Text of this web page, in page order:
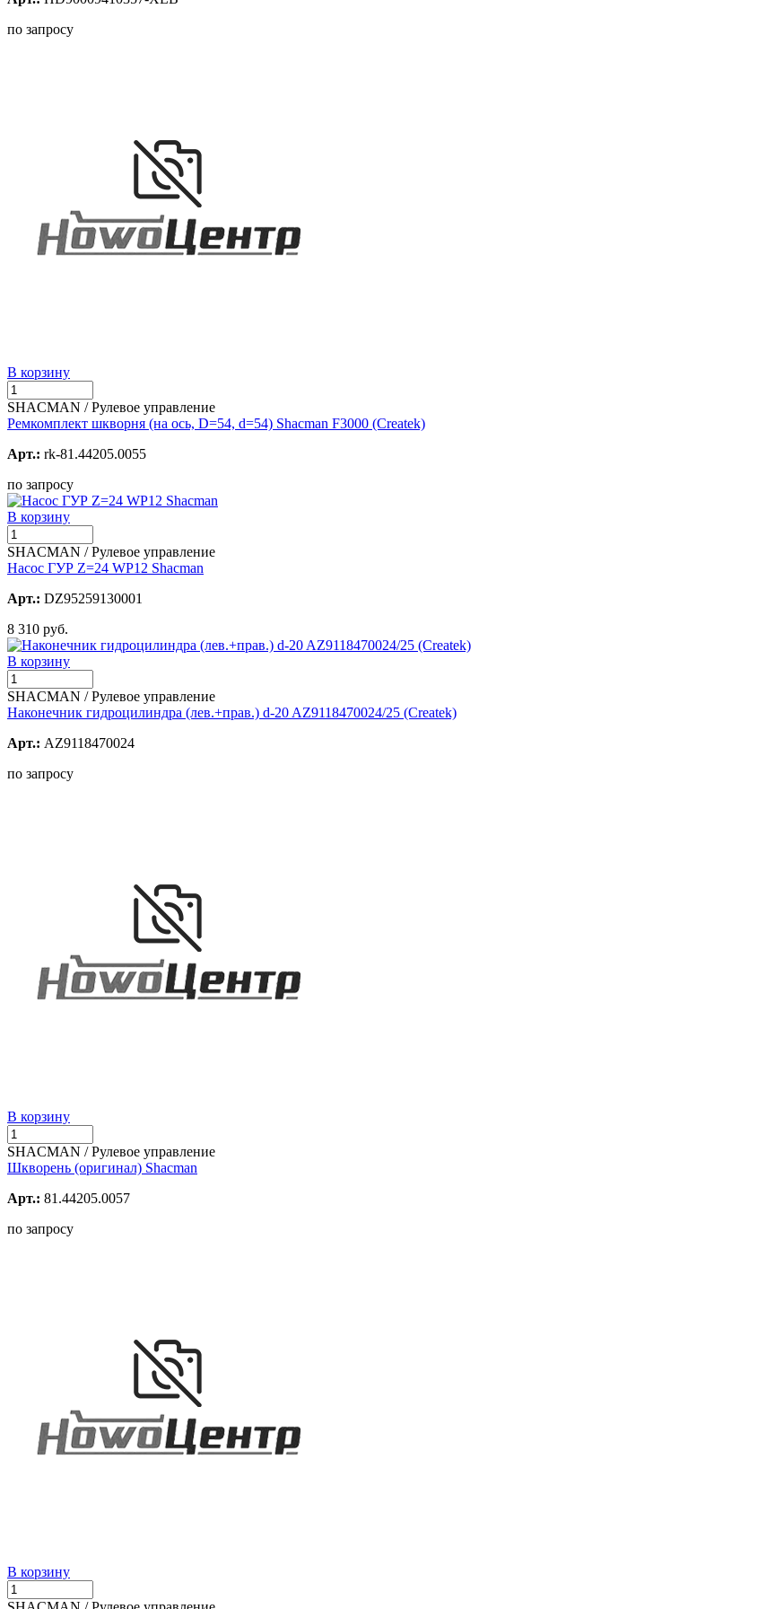
по запросу
В корзину
SHACMAN / Рулевое управление
Ремкомплект шкворня (на ось, D=54, d=54) Shacman F3000 (Createk)
Арт.: rk-81.44205.0055
по запросу
В корзину
SHACMAN / Рулевое управление
Насос ГУР Z=24 WP12 Shacman
Арт.: DZ95259130001
8 310 руб.
В корзину
SHACMAN / Рулевое управление
Наконечник гидроцилиндра (лев.+прав.) d-20 AZ9118470024/25 (Createk)
Арт.: AZ9118470024
по запросу
В корзину
SHACMAN / Рулевое управление
Шкворень (оригинал) Shacman
Арт.: 81.44205.0057
по запросу
В корзину